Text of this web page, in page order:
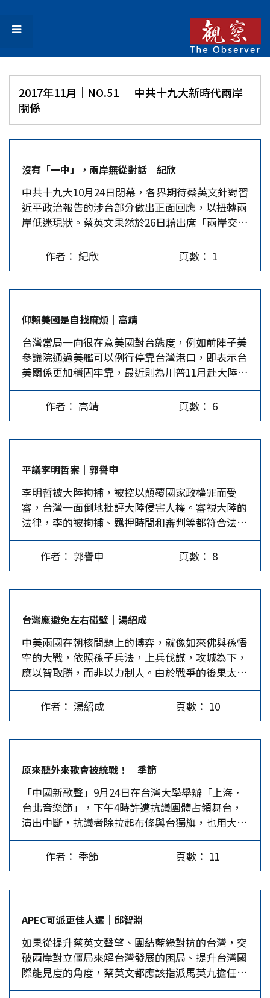
2017年11月｜NO.51 │ 中共十九大新時代兩岸
關係
沒有「一中」，兩岸無從對話｜紀欣
中共十九大10月24日閉幕，各界期待蔡英文針對習
近平政治報告的涉台部分做出正面回應，以扭轉兩
岸低迷現狀。蔡英文果然於26日藉出席「兩岸交流
30年研討會」做了回應，結果卻令人失望不已。
蔡英文在演講中先強調，30年前，民進黨曾勇敢地
和老兵站在一起，催化了開放大陸探親決策，在兩
祖珺等人，早已離開民進黨，今日的民進黨要角無
一人參與過老兵返鄉運動。 蔡接著說，1992年兩
岸香港會談開啟兩岸制度化協商，民進黨政府不僅
尊重這歷史事實，且概括承受兩岸已簽署並完成立
法程序的各項協議。她刻意強調「完成立法程
序」，以避免2013年6月簽署的服貿協議，因遭民
進黨發動的太陽花學運阻擋，至今仍躺在立法院的
尷尬事實。當然，這段話的關鍵在於她僅尊重香港
現「機會之窗」，主要是因報告提出「承認九二共
識的歷史事實，認同兩岸同屬一個中國，兩岸就能
開展和平對話，台灣任何政黨與團體與大陸的交往
也不會存在障礙。」不過，它很清楚地表述，對
話、交往的前提是承認「九二共識」，認同兩岸同
屬一中，豈可以「尊重香港會談的歷史事實」草草
過關？尤其，十九大已把「九二共識」與「體現一
個中國原則」、「兩岸同屬一中」畫上等號。也因
歷史對人民在「關乎國家主權和領土完整的原則問
題上」，做出莊嚴承諾的十九大，豈能在沒有「一
中」的前提下，與民進黨或蔡政府開展對話？ 蔡
英文最後重申民共兩黨應放下歷史包袱，展開良性
對話，並「再次呼籲兩岸領導人應秉持圓融、中道
的傳統政治智慧，尋求兩岸關係的突破」、「永遠
消除敵對及戰爭的恐懼」。這是蔡英文首次公開表
白她懼怕戰爭，看來她對自己的安危，以及一旦發
滿意，商業總會更說旅行、旅館、遊覽車及不動產
已成了「四大新興慘業」，蔡英文不妨想想，除了
空洞的「四不」外，她若提不出務實可行的「兩岸
關係新模式」，台灣還能拖多久？…
作者： 紀欣 頁數： 1
仰賴美國是自找麻煩｜高靖
台灣當局一向很在意美國對台態度，例如前陣子美
參議院通過美艦可以例行停靠台灣港口，即表示台
美關係更加穩固牢靠，最近則為川普11月赴大陸憂
心忡忡。其實，美國以自身利益為優先考慮，一旦
不符合美國利益隨時可扔棄。 冷戰時期的1960年
代，美國軍方在中南半島假造東京灣事件，開啟了
的戰爭。當時眾議院是416票贊成，零票反對。參
議院88票贊成，2票反對。可是，誰想到拖延十年
的越戰，犧牲太多美國青年，造成美國社會內部分
裂，反戰聲浪升高，一夕之間，反共不符合美國的
政治利益了，停止越戰，撫平美國社會的傷痛才是
首要。國會拒絕繼續軍援南越，當北越最後發起攻
勢時，美國國會根本不管情勢惡化，拒絕通過任何
有關南越的軍事援助。 美國拋棄南越雖已是40年
作者： 高靖 頁數： 6
平議李明哲案｜郭譽申
李明哲被大陸拘捕，被控以顛覆國家政權罪而受
審，台灣一面倒地批評大陸侵害人權。審視大陸的
法律，李的被拘捕、羈押時間和審判等都符合法
律，而大陸有顛覆國家政權罪，則是國情、民意不
同，不是人權問題。 今年3月19日，李明哲搭機
去大陸，在進入珠海海關時被拘捕；同月29日，大
涉嫌「顛覆國家政權罪」，經檢察機關批准，已被
湖南省安全機關依法逮捕偵訊；9月11日，湖南省
岳陽中級法院開庭審理李明哲，李當庭認罪及悔
罪，庭審結束後，法官宣布擇期宣判，李當場還
押。李案的每一步發展，都受到台灣媒體和大眾關
注，相信宣判又會是一次熱議的焦點。 處理李案
符合法律規定 台灣批評李案違反人權，但大陸司
法單位拘押及審判李明哲，是司法案件，若有依法
極少提及大陸的相關法律，不依法論法，談什麼人
權？沒有法治的人權，只能是無政府的亂局。…
作者： 郭譽申 頁數： 8
台灣應避免左右碰壁｜湯紹成
中美兩國在朝核問題上的博弈，就像如來佛與孫悟
空的大戰，依照孫子兵法，上兵伐謀，攻城為下，
應以智取勝，而非以力制人。由於戰爭的後果太嚴
重，各方都不敢開啟戰端，到頭來還是得上談判
桌。 整體而言，中美關係確實是世界上最複雜的
一組雙邊關係，因為幾乎所有世界與區域的熱點問
中美雙邊關係牽涉層面太廣，導致兩國關係不會走
極端，這也就是所謂的「兩個哪裡」：首先是好也
好不到哪裡，因兩國的國家利益與基本價值等問題
差異太大；再者是壞也壞不到哪裡，因雙方都無法
承擔關係惡化的後果。易言之，這就是合則兩利、
鬥則兩傷的本質，此乃雙方共同的認知，也是唯一
的選擇，因而中美關係只會在最好與最壞的兩個極
端之間擺盪。 當前中美關係最重要的當然是朝核
上任的行政院長賴清德，提出了台獨論與兩岸互不
隸屬的主張，自然引起北京強烈抗議。賴清德此
舉，就是蔡英文政府上台一年多對於兩岸關係的總
結，行政院長如此明白的挑戰兩岸關係，這還是空
前的舉動。 原本蔡英文小心翼翼，一直避免跨越
紅線，如今竟被賴清德破功，台灣議題難免納入了
作者： 湯紹成 頁數： 10
原來聽外來歌會被統戰！｜季節
「中國新歌聲」9月24日在台灣大學舉辦「上海．
台北音樂節」，下午4時許遭抗議團體占領舞台，
演出中斷，抗議者除拉起布條與台獨旗，也用大聲
公干擾節目進行，要求「統戰活動」退出校園，最
後活動因為干擾被迫取消。 「中國新歌聲」因借
用台大場地場布時損毀操場，加上事前需要先布
為本場活動是大陸文化統戰我方的一環，而活動地
點寫「台北市台灣大學田徑場」也被抗議者認為是
矮化國格。如果因為覺得學生權益受損抗議，固然
無可厚非，但針對個案效益有限，應該要求建立一
個標準作業模式，不然台大幾乎每周都在外借場
地，遲早會發生類似的場地受損情形，難道每次都
作者： 季節 頁數： 11
APEC可派更佳人選｜邱智淵
如果從提升蔡英文聲望、團結藍綠對抗的台灣，突
破兩岸對立僵局來解台灣發展的困局、提升台灣國
際能見度的角度，蔡英文都應該指派馬英九擔任今
年台灣參加亞太經濟合作會議(APEC)的特使。可